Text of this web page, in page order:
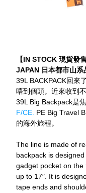
【IN STOCK 現貨發
JAPAN 日本都市山系
39L BACKPACK回來
唔到個頭。近來收到
39L Big Backpack是
F/CE. PE Big Travel
的海外旅程。
The line is made of
backpack is
gadget pocket on
up to 17″. It is
tape ends and